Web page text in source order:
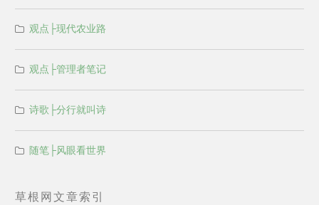
观点├现代农业路
观点├管理者笔记
诗歌├分行就叫诗
随笔├风眼看世界
草根网文章索引